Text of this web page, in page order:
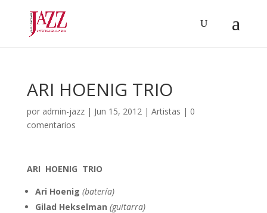
ARI HOENIG TRIO
por admin-jazz| Jun 15, 2012| Artistas | 0
comentarios
ARI HOENIG TRIO
Ari Hoenig (batería)
Gilad Hekselman (guitarra)